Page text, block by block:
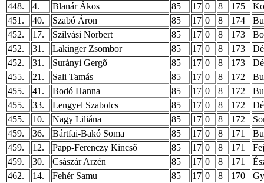
448.
4. Blanár Ákos 85 17 0 8 175
451.
40. Szabó Áron 85 17 0 8 174
452.
17. Szilvási Norbert 85 17 0 8 173
452.
31. Lakinger Zsombor 85 17 0 8 173
452.
31. Surányi Gergõ 85 17 0 8 173
455.
21. Sali Tamás 85 17 0 8 172
455.
41. Bodó Hanna 85 17 0 8 172
455.
33. Lengyel Szabolcs 85 17 0 8 172
455.
10. Nagy Liliána 85 17 0 8 172
459.
36. Bártfai-Bakó Soma 85 17 0 8 171
459.
12. Papp-Ferenczy Kincsõ 85 17 0 8 171
459.
30. Császár Arzén 85 17 0 8 171
462.
14. Fehér Samu 85 17 0 8 170